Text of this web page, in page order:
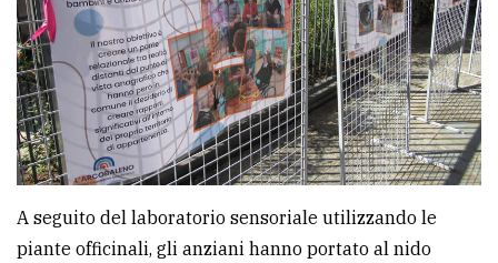
A seguito del laboratorio sensoriale utilizzando le
piante officinali, gli anziani hanno portato al nido